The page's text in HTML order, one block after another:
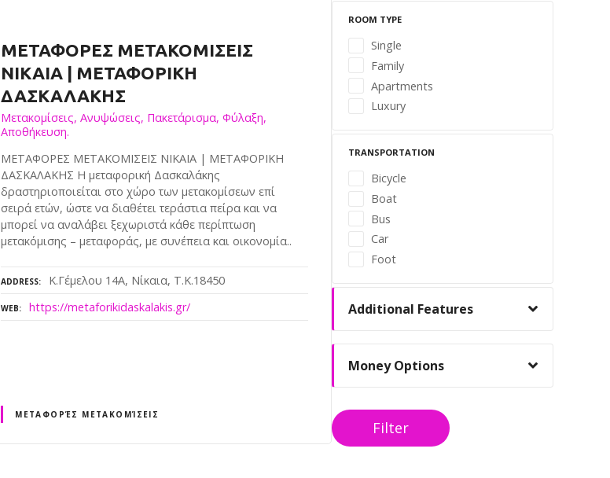
ΜΕΤΑΦΟΡΕΣ ΜΕΤΑΚΟΜΙΣΕΙΣ
ΝΙΚΑΙΑ | ΜΕΤΑΦΟΡΙΚΗ
ΔΑΣΚΑΛΑΚΗΣ
Μετακομίσεις, Ανυψώσεις, Πακετάρισμα, Φύλαξη,
Αποθήκευση.
ΜΕΤΑΦΟΡΕΣ ΜΕΤΑΚΟΜΙΣΕΙΣ ΝΙΚΑΙΑ | ΜΕΤΑΦΟΡΙΚΗ
ΔΑΣΚΑΛΑΚΗΣ Η μεταφορική Δασκαλάκης
δραστηριοποιείται στο χώρο των μετακομίσεων επί
σειρά ετών, ώστε να διαθέτει τεράστια πείρα και να
μπορεί να αναλάβει ξεχωριστά κάθε περίπτωση
μετακόμισης – μεταφοράς, με συνέπεια και οικονομία..
ADDRESS Κ.Γέμελου 14Α, Νίκαια, Τ.Κ.18450
WEB https://metaforikidaskalakis.gr/
ΜΕΤΑΦΟΡΈΣ ΜΕΤΑΚΟΜΊΣΕΙΣ
ROOM TYPE
Single
Family
Apartments
Luxury
TRANSPORTATION
Bicycle
Boat
Bus
Car
Foot
Additional Features
Money Options
Filter